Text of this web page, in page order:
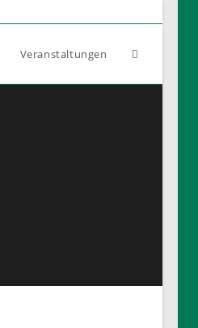
Veranstaltungen